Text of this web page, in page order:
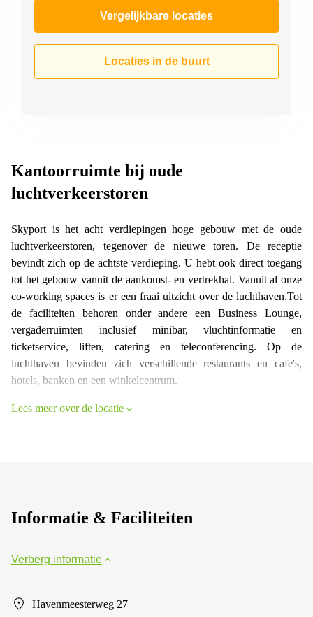
Vergelijkbare locaties
Locaties in de buurt
Kantoorruimte bij oude
luchtverkeerstoren
Skyport is het acht verdiepingen hoge gebouw met de oude
luchtverkeerstoren, tegenover de nieuwe toren. De receptie
bevindt zich op de achtste verdieping. U hebt ook direct toegang
tot het gebouw vanuit de aankomst- en vertrekhal. Vanuit al onze
co-working spaces is er een fraai uitzicht over de luchthaven.Tot
de faciliteiten behoren onder andere een Business Lounge,
vergaderruimten inclusief minibar, vluchtinformatie en
ticketservice, liften, catering en teleconferencing. Op de
luchthaven bevinden zich verschillende restaurants en cafe's,
hotels, banken en een winkelcentrum.
Lees meer over de locatie
Informatie & Faciliteiten
Verberg informatie
Havenmeesterweg 27